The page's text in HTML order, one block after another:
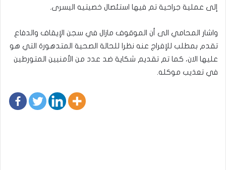
إلى عملية جراحية تم فيها استئصال خصيتيه اليسرى.
واشار المحامي الى أن الموقوف مازال في سجن الإيقاف والدفاع
تقدم بمطلب للإفراج عنه نظرا للحالة الصحية المتدهورة التي هو
عليها الان، كما تم تقديم شكاية ضد عدد من الأمنيين المتورطين
في تعذيب موكله.